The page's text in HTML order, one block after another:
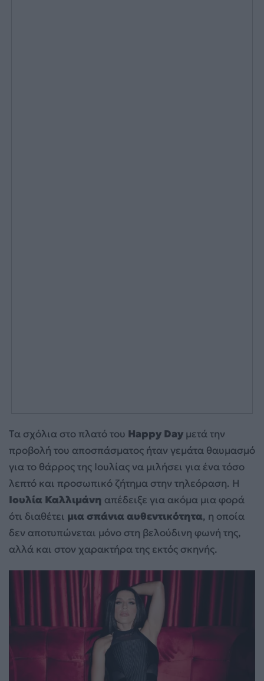
Τα σχόλια στο πλατό του Happy Day μετά την
προβολή του αποσπάσματος ήταν γεμάτα θαυμασμό
για το θάρρος της Ιουλίας να μιλήσει για ένα τόσο
λεπτό και προσωπικό ζήτημα στην τηλεόραση. Η
Ιουλία Καλλιμάνη απέδειξε για ακόμα μια φορά
ότι διαθέτει μια σπάνια αυθεντικότητα, η οποία
δεν αποτυπώνεται μόνο στη βελούδινη φωνή της,
αλλά και στον χαρακτήρα της εκτός σκηνής.